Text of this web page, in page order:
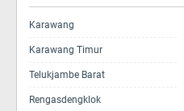
Karawang
Karawang Timur
Telukjambe Barat
Rengasdengklok